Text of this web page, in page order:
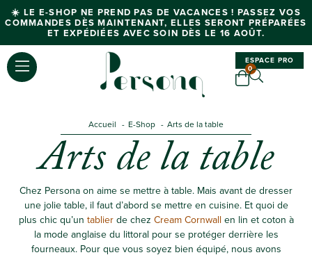
☀️ LE E-SHOP NE PREND PAS DE VACANCES ! PASSEZ VOS
COMMANDES DÈS MAINTENANT, ELLES SERONT PRÉPARÉES
ET EXPÉDIÉES AVEC SOIN DÈS LE 16 AOÛT.
ESPACE PRO
0
Accueil E-Shop Arts de la table
Arts de la table
Chez Persona on aime se mettre à table. Mais avant de dresser
une jolie table, il faut d’abord se mettre en cuisine. Et quoi de
plus chic qu’un tablierde chez Cream Cornwall en lin et coton à
la mode anglaise du littoral pour se protéger derrière les
fourneaux. Pour que vous soyez bien équipé, nous avons